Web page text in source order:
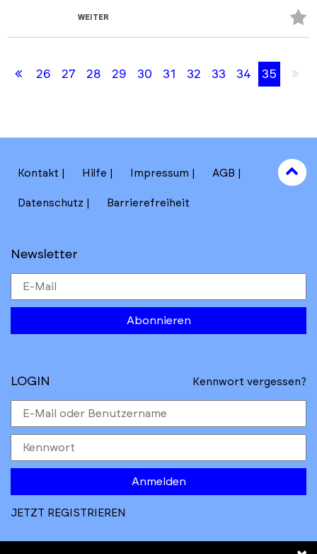
WEITER
to
to
Erste
26 27 28 29 30 31 32 33 34 35
Kontakt Hilfe Impressum AGB
Datenschutz Barrierefreiheit
Newsletter
Abonnieren
to
top
LOGIN Kennwort vergessen?
Anmelden
JETZT REGISTRIEREN